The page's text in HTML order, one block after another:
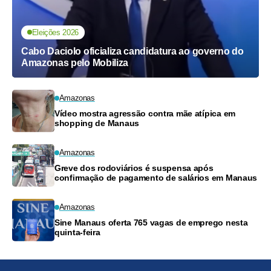
Eleições 2026
Cabo Daciolo oficializa candidatura ao governo do
Amazonas pelo Mobiliza
Amazonas
Vídeo mostra agressão contra mãe atípica em
shopping de Manaus
Amazonas
Greve dos rodoviários é suspensa após
confirmação de pagamento de salários em Manaus
Amazonas
Sine Manaus oferta 765 vagas de emprego nesta
quinta-feira